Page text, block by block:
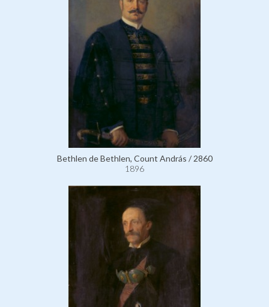
Bethlen de Bethlen, Count András / 2860
1896